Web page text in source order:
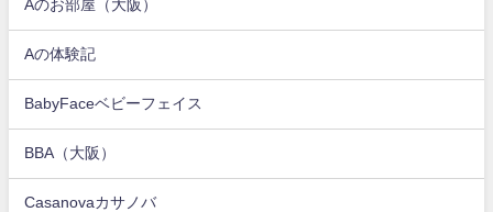
Aのお部屋（大阪）
Aの体験記
BabyFaceベビーフェイス
BBA（大阪）
Casanovaカサノバ